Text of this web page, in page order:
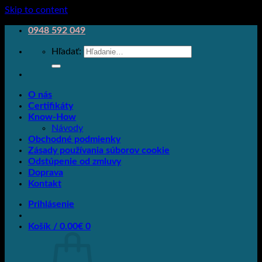
Skip to content
0948 592 049
Hľadať:
O nás
Certifikáty
Know-How
Návody
Obchodné podmienky
Zásady používania súborov cookie
Odstúpenie od zmluvy
Doprava
Kontakt
Prihlásenie
Košík / 0.00€ 0